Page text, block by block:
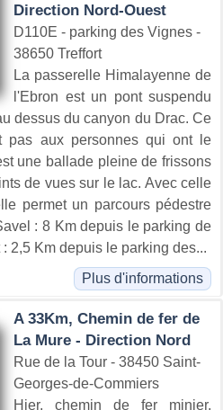
Direction Nord-Ouest
D110E - parking des Vignes -
38650 Treffort
La passerelle Himalayenne de
l'Ebron est un pont suspendu
dessus du canyon du Drac. Ce
pas aux personnes qui ont le
une ballade pleine de frissons
de vues sur le lac. Avec celle
permet un parcours pédestre
: 8 Km depuis le parking de
2,5 Km depuis le parking des...
Plus d'informations
A 33Km, Chemin de fer de
La Mure - Direction Nord
Rue de la Tour - 38450 Saint-
Georges-de-Commiers
Hier, chemin de fer minier,